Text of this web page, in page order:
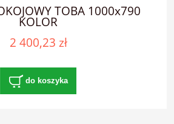
TOBA 1000x790
KOLOR
2 400,23 zł
do koszyka